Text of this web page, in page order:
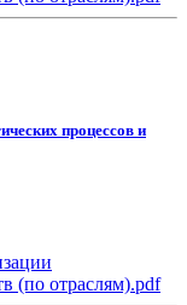
процессов и
(по отраслям).pdf